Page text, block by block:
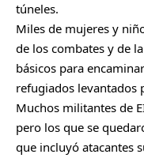
túneles.
Miles de mujeres y
de los combates y de
básicos para
refugiados levantados
Muchos militantes de
pero los que se
que incluyó atacantes